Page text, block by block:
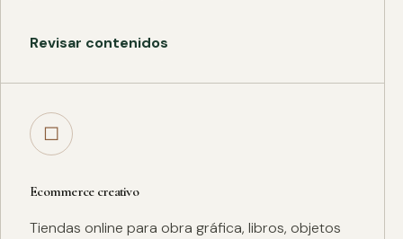
Revisar contenidos
□
Ecommerce creativo
Tiendas online para obra gráfica, libros, objetos